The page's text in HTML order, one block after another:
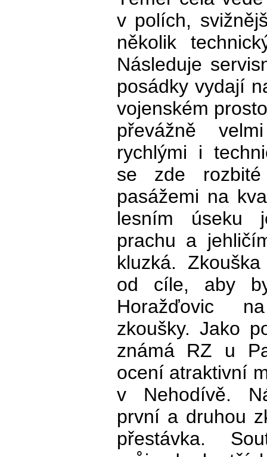
v polích,
několik
Následuje
posádky vydají
vojenském
převážně
rychlými i
se zde
pasážemi na
lesním úseku
prachu a
kluzká.
od cíle, aby
Horažďovic
zkoušky. Jako
známá RZ u
ocení atraktivní
v Nehodívě.
první a druhou
přestávka.